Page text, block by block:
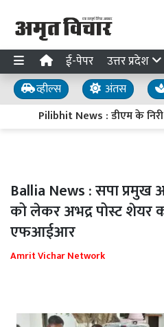
ई-पेपर उत्तर प्रदेश
व्हील्स अंतस
Pilibhit News : डीएम के
Ballia News : सपा प्रमुख
को लेकर अभद्र पोस्ट शेयर
एफआईआर
Amrit Vichar Network